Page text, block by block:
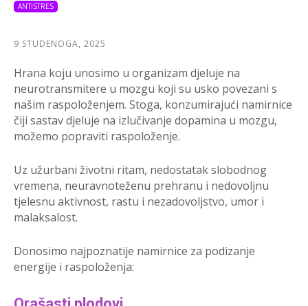
ANTISTRES
9 STUDENOGA, 2025
Hrana koju unosimo u organizam djeluje na
neurotransmitere u mozgu koji su usko povezani s
našim raspoloženjem. Stoga, konzumirajući namirnice
čiji sastav djeluje na izlučivanje dopamina u mozgu,
možemo popraviti raspoloženje.
Uz užurbani životni ritam, nedostatak slobodnog
vremena, neuravnoteženu prehranu i nedovoljnu
tjelesnu aktivnost, rastu i nezadovoljstvo, umor i
malaksalost.
Donosimo najpoznatije namirnice za podizanje
energije i raspoloženja: